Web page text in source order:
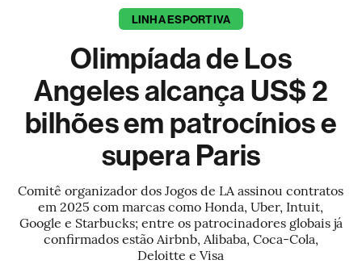
LINHA ESPORTIVA
Olimpíada de Los
Angeles alcança US$ 2
bilhões em patrocínios e
supera Paris
Comitê organizador dos Jogos de LA assinou contratos
em 2025 com marcas como Honda, Uber, Intuit,
Google e Starbucks; entre os patrocinadores globais já
confirmados estão Airbnb, Alibaba, Coca-Cola,
Deloitte e Visa